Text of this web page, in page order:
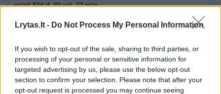
Lrytas.lt - Do Not Process My Personal Information
If you wish to opt-out of the sale, sharing to third parties, or
processing of your personal or sensitive information for
targeted advertising by us, please use the below opt-out
section to confirm your selection. Please note that after your
opt-out request is processed you may continue seeing
prieš 374 d. 10 val. 27 min.
Ukrainą užpuolė Dievo rykštė –
Pietų Ukrainą užpuolė tūkstančiai skėrių, o valdžios
institucijos kaltina Rusiją dėl jos karių nuniokotos
dirbamos žemės ir infrastruktūros, praneša „Politico“.